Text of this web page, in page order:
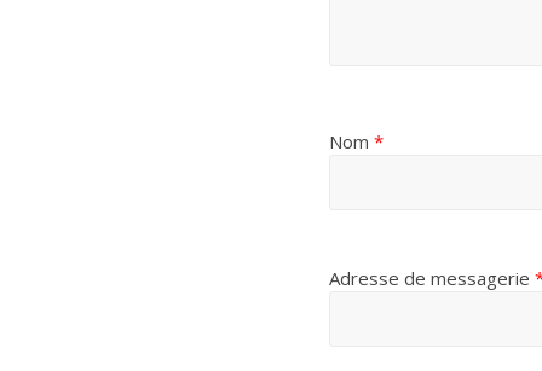
Nom *
Adresse de messagerie